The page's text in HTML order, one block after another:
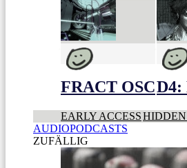
FRACT OSCD4:
EARLY ACCESSHIDDEN
AUDIOPODCASTS
ZUFÄLLIG